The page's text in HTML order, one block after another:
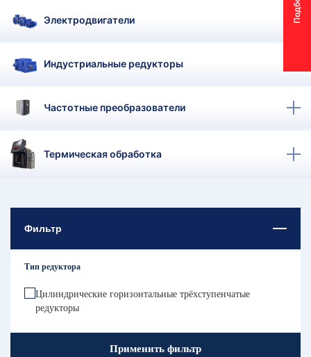
П
о
д
б
о
р
м
о
т
о
р
-
р
е
д
у
к
т
о
р
Электродвигатели
Индустриальные редукторы
Частотные преобразователи
Термическая обработка
Фильтр
Тип редуктора
Цилиндрические горизонтальные трёхступенчатые
редукторы
Применить фильтр